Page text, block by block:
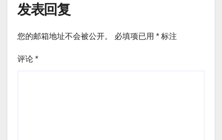
发表回复
您的邮箱地址不会被公开。 必填项已用 * 标注
评论 *